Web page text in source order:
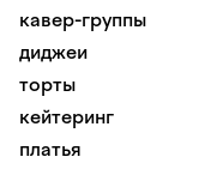
кавер-группы
диджеи
торты
кейтеринг
платья